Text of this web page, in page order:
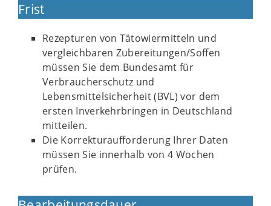
Frist
Rezepturen von Tätowiermitteln und
vergleichbaren Zubereitungen/Soffen
müssen Sie dem Bundesamt für
Verbraucherschutz und
Lebensmittelsicherheit (BVL) vor dem
ersten Inverkehrbringen in Deutschland
mitteilen.
Die Korrekturaufforderung Ihrer Daten
müssen Sie innerhalb von 4 Wochen
prüfen.